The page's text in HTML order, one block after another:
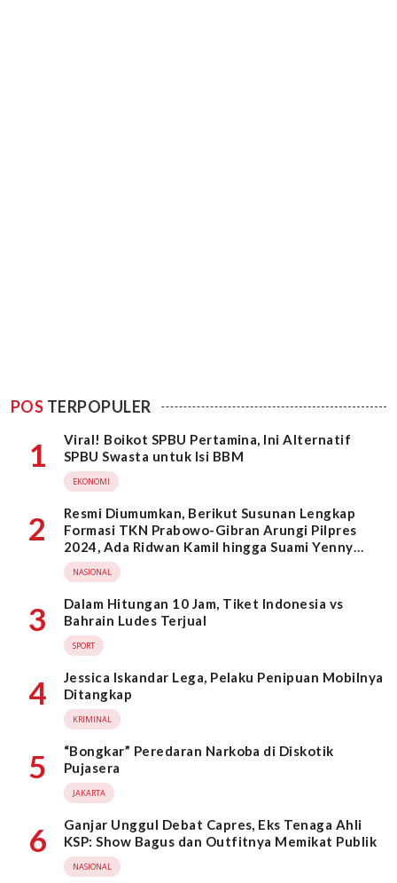
POS TERPOPULER
1
Viral! Boikot SPBU Pertamina, Ini Alternatif
SPBU Swasta untuk Isi BBM
EKONOMI
2
Resmi Diumumkan, Berikut Susunan Lengkap
Formasi TKN Prabowo-Gibran Arungi Pilpres
2024, Ada Ridwan Kamil hingga Suami Yenny
Wahid
NASIONAL
3
Dalam Hitungan 10 Jam, Tiket Indonesia vs
Bahrain Ludes Terjual
SPORT
4
Jessica Iskandar Lega, Pelaku Penipuan Mobilnya
Ditangkap
KRIMINAL
5
“Bongkar” Peredaran Narkoba di Diskotik
Pujasera
JAKARTA
6
Ganjar Unggul Debat Capres, Eks Tenaga Ahli
KSP: Show Bagus dan Outfitnya Memikat Publik
NASIONAL